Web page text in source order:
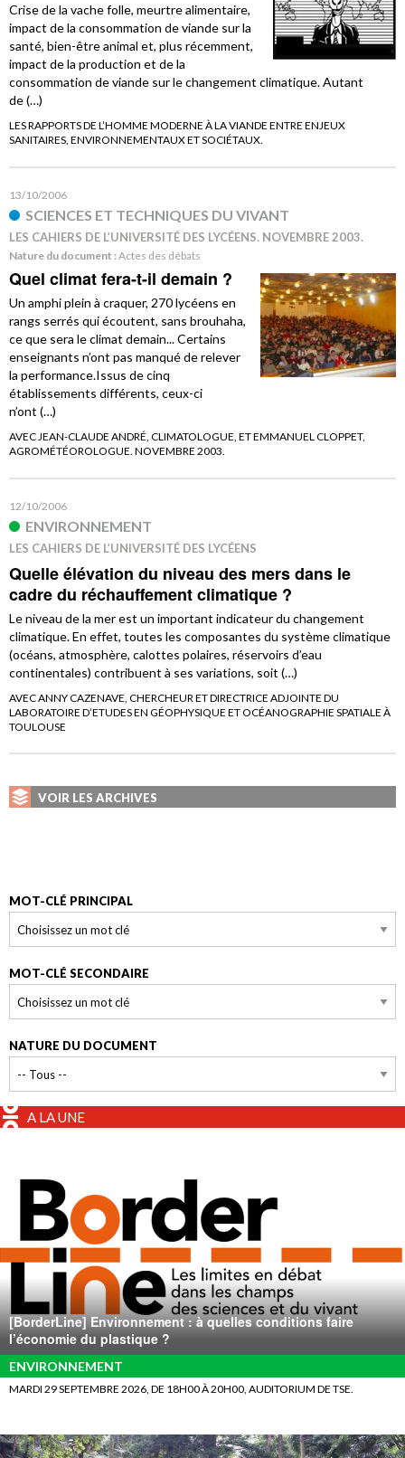
Crise de la vache folle, meurtre alimentaire,
impact de la consommation de viande sur la
santé, bien-être animal et, plus récemment,
impact de la production et de la
consommation de viande sur le changement climatique. Autant
de (…)
LES RAPPORTS DE L’HOMME MODERNE À LA VIANDE ENTRE ENJEUX
SANITAIRES, ENVIRONNEMENTAUX ET SOCIÉTAUX.
13/10/2006
SCIENCES ET TECHNIQUES DU VIVANT
LES CAHIERS DE L’UNIVERSITÉ DES LYCÉENS. NOVEMBRE 2003.
Nature du document :Actes des débats
Quel climat fera-t-il demain ?
Un amphi plein à craquer, 270 lycéens en
rangs serrés qui écoutent, sans brouhaha,
ce que sera le climat demain... Certains
enseignants n’ont pas manqué de relever
la performance.Issus de cinq
établissements différents, ceux-ci
n’ont (…)
AVEC JEAN-CLAUDE ANDRÉ, CLIMATOLOGUE, ET EMMANUEL CLOPPET,
AGROMÉTÉOROLOGUE. NOVEMBRE 2003.
12/10/2006
ENVIRONNEMENT
LES CAHIERS DE L’UNIVERSITÉ DES LYCÉENS
Quelle élévation du niveau des mers dans le
cadre du réchauffement climatique ?
Le niveau de la mer est un important indicateur du changement
climatique. En effet, toutes les composantes du système climatique
(océans, atmosphère, calottes polaires, réservoirs d’eau
continentales) contribuent à ses variations, soit (…)
AVEC ANNY CAZENAVE, CHERCHEUR ET DIRECTRICE ADJOINTE DU
LABORATOIRE D’ETUDES EN GÉOPHYSIQUE ET OCÉANOGRAPHIE SPATIALE À
TOULOUSE
VOIR LES ARCHIVES
MOT-CLÉ PRINCIPAL
MOT-CLÉ SECONDAIRE
NATURE DU DOCUMENT
A LA UNE
[BorderLine] Environnement : à quelles conditions faire
l’économie du plastique ?
ENVIRONNEMENT
MARDI 29 SEPTEMBRE 2026, DE 18H00 À 20H00, AUDITORIUM DE TSE.